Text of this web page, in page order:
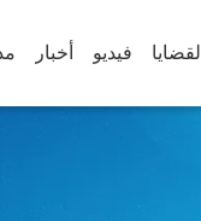
القضايا فيديو أخبار